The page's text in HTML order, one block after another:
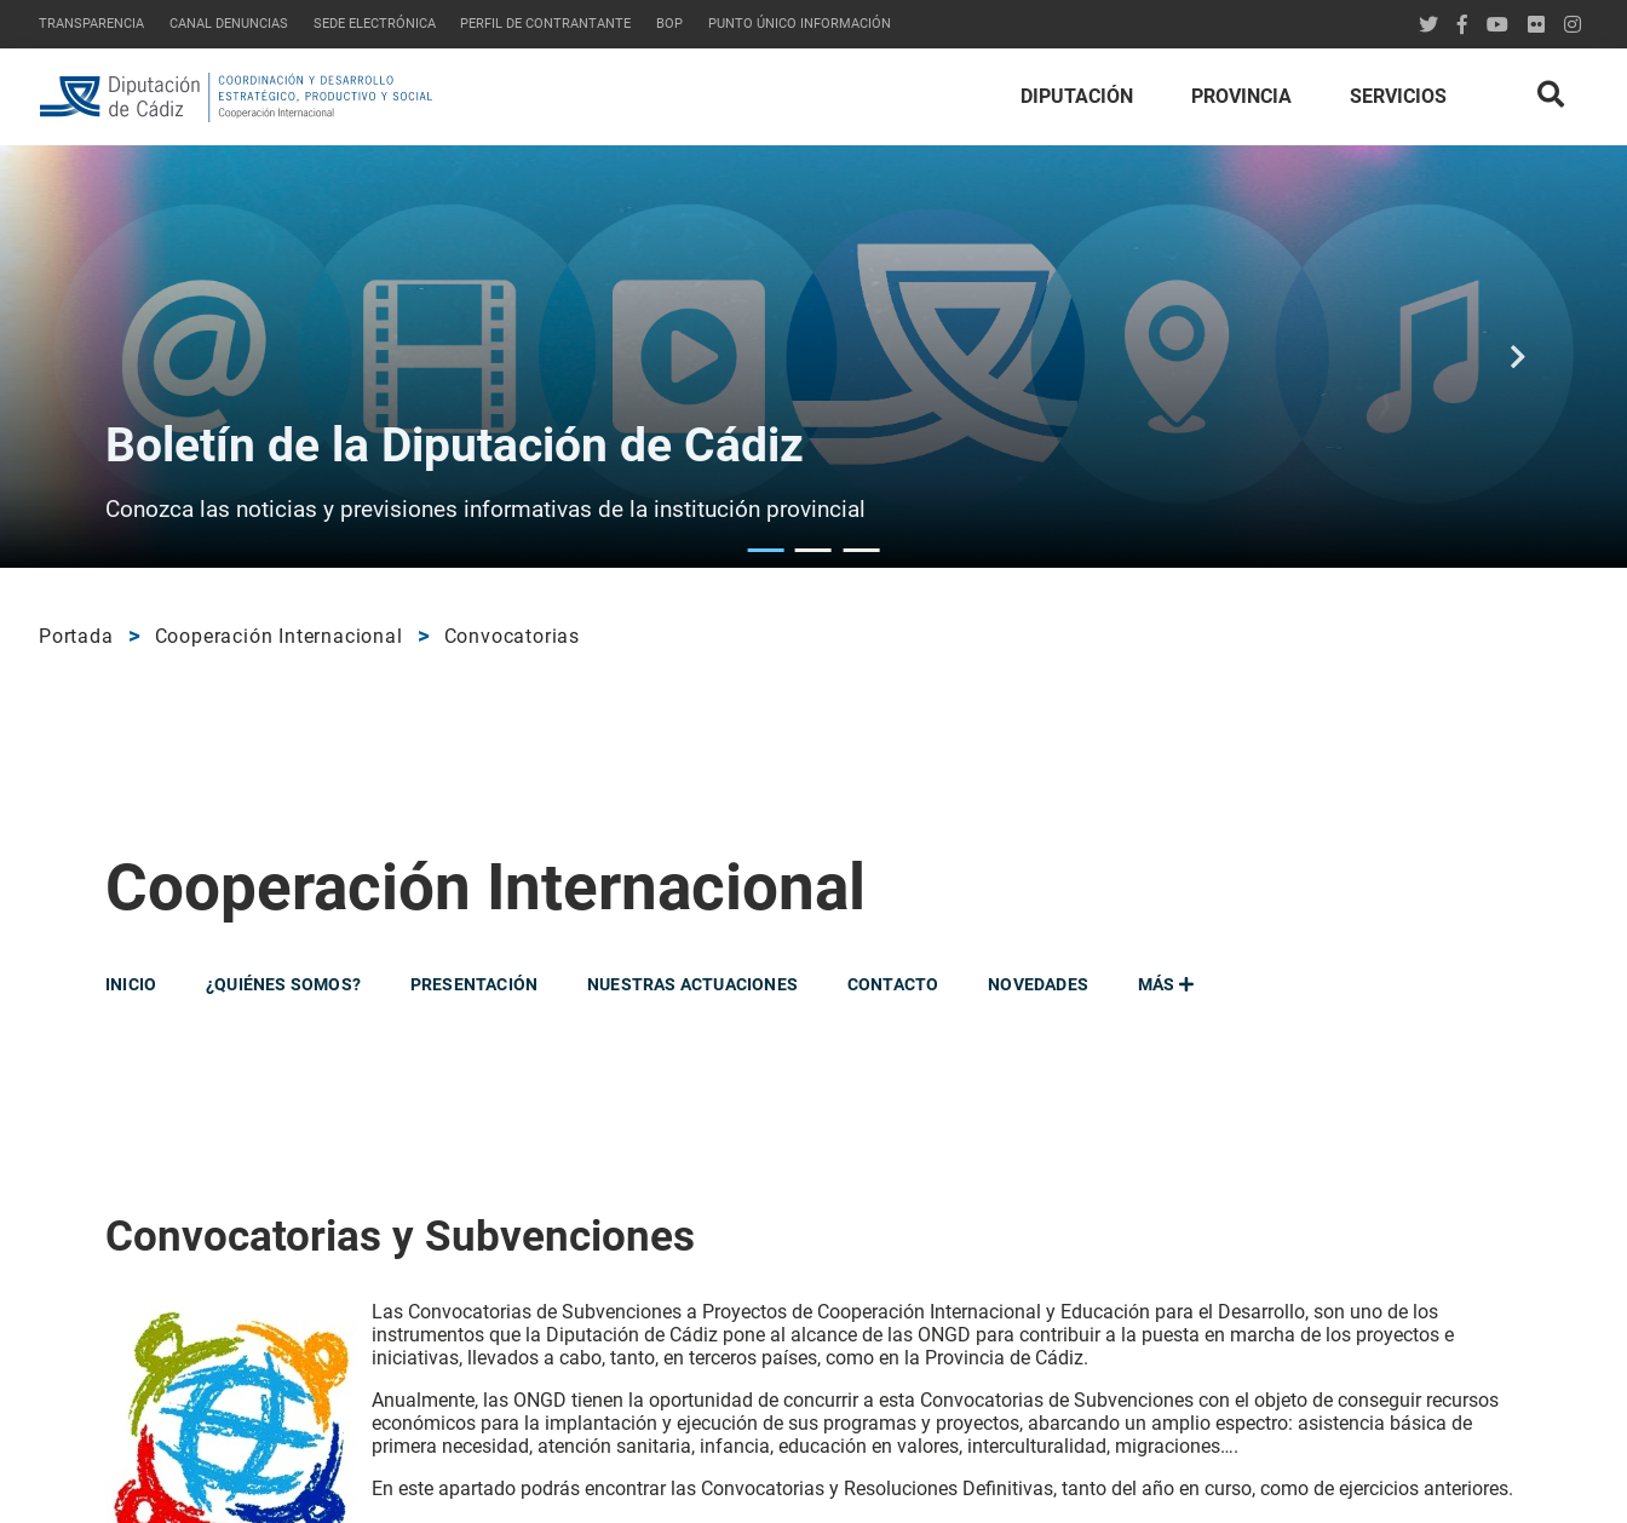
TRANSPARENCIA CANAL DENUNCIAS SEDE ELECTRÓNICA PERFIL DE CONTRANTANTE BOP PUNTO ÚNICO INFORMACIÓN
DIPUTACIÓN PROVINCIA SERVICIOS
Boletín de la Diputación de Cádiz
Conozca las noticias y previsiones informativas de la institución provincial
Portada Cooperación Internacional Convocatorias
Cooperación Internacional
MÁS
INICIO ¿QUIÉNES SOMOS? PRESENTACIÓN NUESTRAS ACTUACIONES CONTACTO NOVEDADES
Convocatorias y Subvenciones
Las Convocatorias de Subvenciones a Proyectos de Cooperación Internacional y Educación para el Desarrollo, son uno de los
instrumentos que la Diputación de Cádiz pone al alcance de las ONGD para contribuir a la puesta en marcha de los proyectos e
iniciativas, llevados a cabo, tanto, en terceros países, como en la Provincia de Cádiz.
Anualmente, las ONGD tienen la oportunidad de concurrir a esta Convocatorias de Subvenciones con el objeto de conseguir recursos
económicos para la implantación y ejecución de sus programas y proyectos, abarcando un amplio espectro: asistencia básica de
primera necesidad, atención sanitaria, infancia, educación en valores, interculturalidad, migraciones….
En este apartado podrás encontrar las Convocatorias y Resoluciones Definitivas, tanto del año en curso, como de ejercicios anteriores.